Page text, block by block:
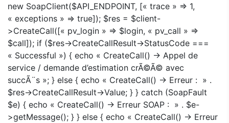
new SoapClient($API_ENDPOINT, [« trace » => 1,
« exceptions » => true]); $res = $client-
>CreateCall([« pv_login » => $login, « pv_call » =>
$call]); if ($res->CreateCallResult->StatusCode ===
« Successful ») { echo « CreateCall() -> Appel de
service / demande d’estimation crÃ©Ã© avec
succÃ¨s »; } else { echo « CreateCall() -> Erreur : » .
$res->CreateCallResult->Value; } } catch (SoapFault
$e) { echo « CreateCall() -> Erreur SOAP : » . $e-
>getMessage(); } } else { echo « CreateCall() -> Erreur